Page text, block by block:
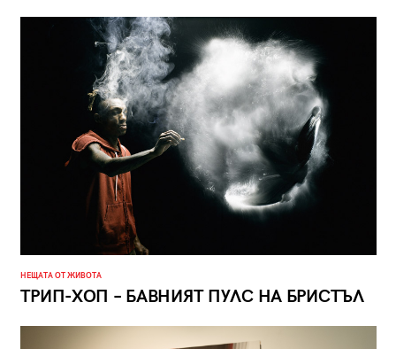
НЕЩАТА ОТ ЖИВОТА
ТРИП-ХОП – БАВНИЯТ ПУЛС НА БРИСТЪЛ